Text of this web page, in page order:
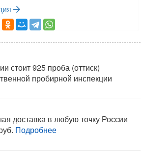
стоит 925 проба (оттиск)
пробирной инспекции
доставка в любую точку России
Подробнее